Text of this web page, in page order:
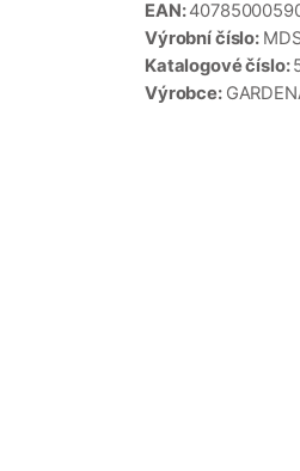
EAN:
Výrobní číslo:
Katalogové číslo:
Výrobce: